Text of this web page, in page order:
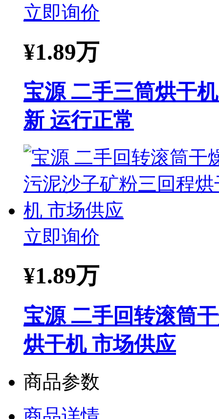
立即询价
¥1.89万
宝源 二手三筒烘干
新 运行正常
立即询价
¥1.89万
宝源 二手回转滚筒
烘干机 市场供应
商品参数